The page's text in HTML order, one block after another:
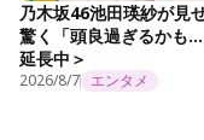
乃木坂46池田瑛紗が見
驚く「頭良過ぎるかも
延長中＞
2026/8/7 エンタメ